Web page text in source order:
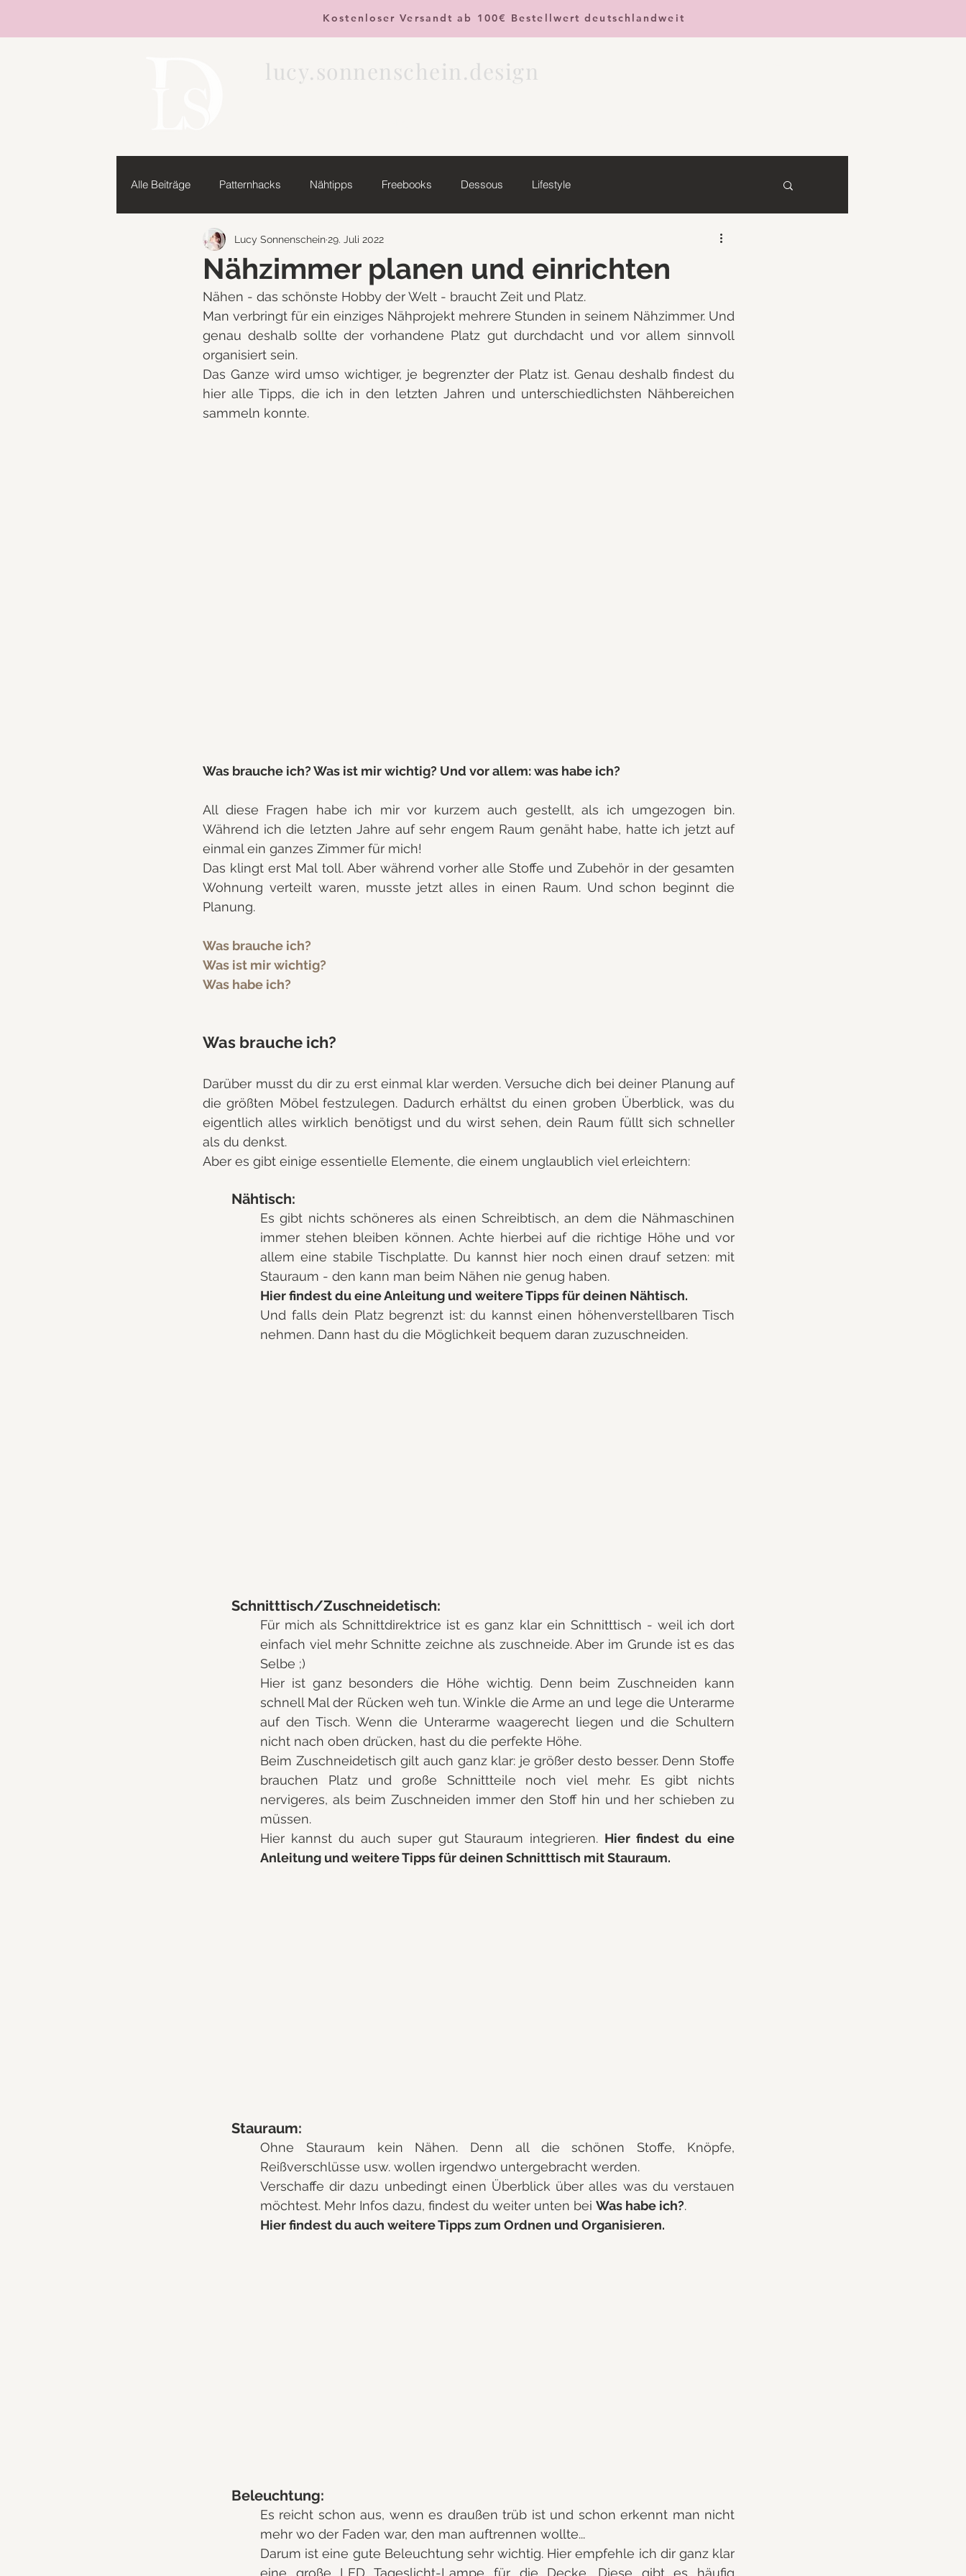
Kostenloser Versandt ab 100€ Bestellwert deutschlandweit
lucy.sonnenschein.design
Alle Beiträge Patternhacks Nähtipps Freebooks Dessous Lifestyle
Nähzimmer planen und einrichten
Lucy Sonnenschein29. Juli 2022
Nähen - das schönste Hobby der Welt - braucht Zeit und Platz.
Man verbringt für ein einziges Nähprojekt mehrere Stunden in seinem Nähzimmer. Und
genau deshalb sollte der vorhandene Platz gut durchdacht und vor allem sinnvoll
organisiert sein.
Das Ganze wird umso wichtiger, je begrenzter der Platz ist. Genau deshalb findest du
hier alle Tipps, die ich in den letzten Jahren und unterschiedlichsten Nähbereichen
sammeln konnte.
Was brauche ich? Was ist mir wichtig? Und vor allem: was habe ich?
All diese Fragen habe ich mir vor kurzem auch gestellt, als ich umgezogen bin.
Während ich die letzten Jahre auf sehr engem Raum genäht habe, hatte ich jetzt auf
einmal ein ganzes Zimmer für mich!
Das klingt erst Mal toll. Aber während vorher alle Stoffe und Zubehör in der gesamten
Wohnung verteilt waren, musste jetzt alles in einen Raum. Und schon beginnt die
Planung.
Was brauche ich?
Was ist mir wichtig?
Was habe ich?
Was brauche ich?
Darüber musst du dir zu erst einmal klar werden. Versuche dich bei deiner Planung auf
die größten Möbel festzulegen. Dadurch erhältst du einen groben Überblick, was du
eigentlich alles wirklich benötigst und du wirst sehen, dein Raum füllt sich schneller
als du denkst.
Aber es gibt einige essentielle Elemente, die einem unglaublich viel erleichtern:
Nähtisch:
Es gibt nichts schöneres als einen Schreibtisch, an dem die Nähmaschinen
immer stehen bleiben können. Achte hierbei auf die richtige Höhe und vor
allem eine stabile Tischplatte. Du kannst hier noch einen drauf setzen: mit
Stauraum - den kann man beim Nähen nie genug haben.
Hier findest du eine Anleitung und weitere Tipps für deinen Nähtisch.
Und falls dein Platz begrenzt ist: du kannst einen höhenverstellbaren Tisch
nehmen. Dann hast du die Möglichkeit bequem daran zuzuschneiden.
Schnitttisch/Zuschneidetisch:
Für mich als Schnittdirektrice ist es ganz klar ein Schnitttisch - weil ich dort
einfach viel mehr Schnitte zeichne als zuschneide. Aber im Grunde ist es das
Selbe ;)
Hier ist ganz besonders die Höhe wichtig. Denn beim Zuschneiden kann
schnell Mal der Rücken weh tun. Winkle die Arme an und lege die Unterarme
auf den Tisch. Wenn die Unterarme waagerecht liegen und die Schultern
nicht nach oben drücken, hast du die perfekte Höhe.
Beim Zuschneidetisch gilt auch ganz klar: je größer desto besser. Denn Stoffe
brauchen Platz und große Schnittteile noch viel mehr. Es gibt nichts
nervigeres, als beim Zuschneiden immer den Stoff hin und her schieben zu
müssen.
Hier kannst du auch super gut Stauraum integrieren. Hier findest du eine
Anleitung und weitere Tipps für deinen Schnitttisch mit Stauraum.
Stauraum:
Ohne Stauraum kein Nähen. Denn all die schönen Stoffe, Knöpfe,
Reißverschlüsse usw. wollen irgendwo untergebracht werden.
Verschaffe dir dazu unbedingt einen Überblick über alles was du verstauen
möchtest. Mehr Infos dazu, findest du weiter unten bei Was habe ich?.
Hier findest du auch weitere Tipps zum Ordnen und Organisieren.
Beleuchtung:
Es reicht schon aus, wenn es draußen trüb ist und schon erkennt man nicht
mehr wo der Faden war, den man auftrennen wollte...
Darum ist eine gute Beleuchtung sehr wichtig. Hier empfehle ich dir ganz klar
eine große LED Tageslicht-Lampe für die Decke. Diese gibt es häufig